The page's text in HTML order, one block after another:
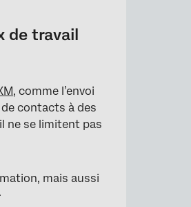
de travail
, comme l’envoi
contacts à des
ne se limitent pas
mais aussi